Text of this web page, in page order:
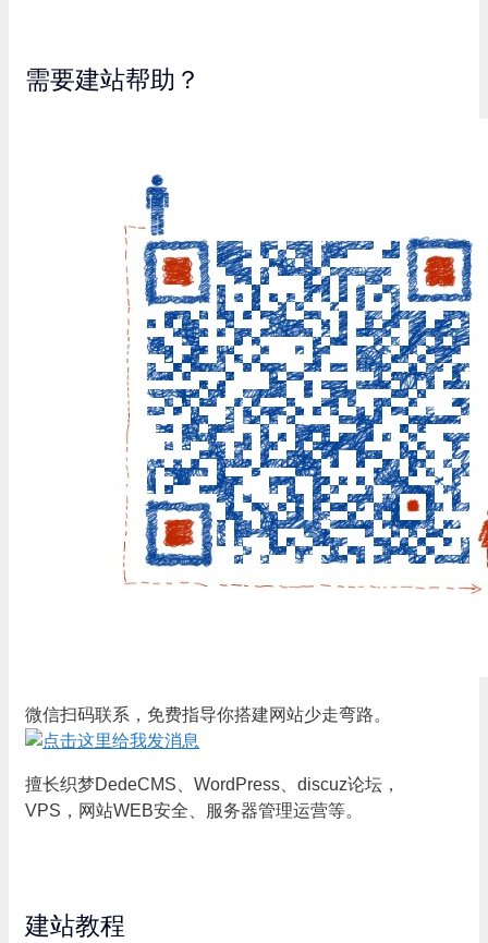
需要建站帮助？
微信扫码联系，免费指导你搭建网站少走弯路。
擅长织梦DedeCMS、WordPress、discuz论坛，
VPS，网站WEB安全、服务器管理运营等。
建站教程